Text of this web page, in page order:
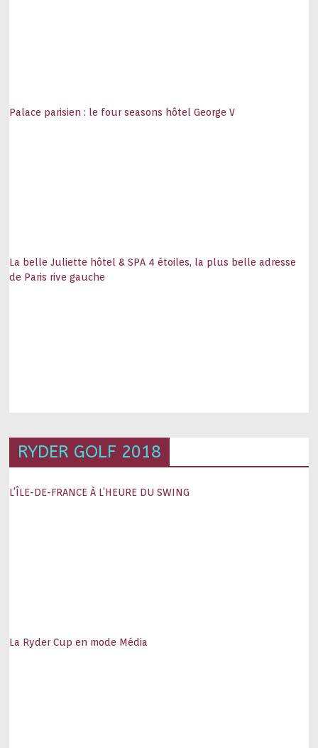
Palace parisien : le four seasons hôtel George V
La belle Juliette hôtel & SPA 4 étoiles, la plus belle adresse
de Paris rive gauche
RYDER GOLF 2018
L’ÎLE-DE-FRANCE À L’HEURE DU SWING
La Ryder Cup en mode Média